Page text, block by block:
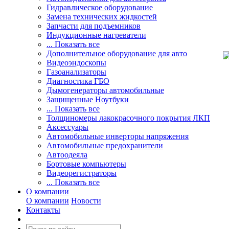
Гидравлическое оборудование
Замена технических жидкостей
Запчасти для подъемников
Индукционные нагреватели
... Показать все
Дополнительное оборудование для авто
Видеоэндоскопы
Газоанализаторы
Диагностика ГБО
Дымогенераторы автомобильные
Защищенные Ноутбуки
... Показать все
Толщиномеры лакокрасочного покрытия ЛКП
Аксессуары
Автомобильные инверторы напряжения
Автомобильные предохранители
Автоодеяла
Бортовые компьютеры
Видеорегистраторы
... Показать все
О компании
О компании Новости
Контакты